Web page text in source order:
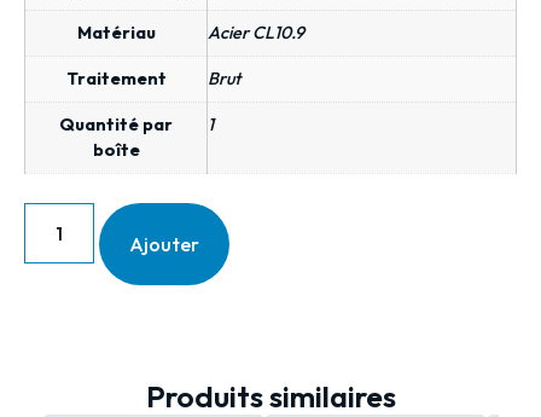
Matériau Acier CL10.9
Traitement Brut
Quantité par
boîte
1
Ajouter
Produits similaires